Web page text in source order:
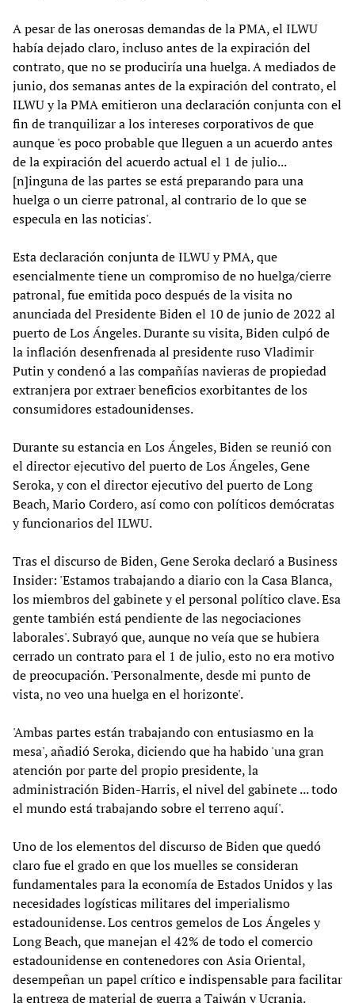
A pesar de las onerosas demandas de la PMA, el ILWU
había dejado claro, incluso antes de la expiración del
contrato, que no se produciría una huelga. A mediados de
junio, dos semanas antes de la expiración del contrato, el
ILWU y la PMA emitieron una declaración conjunta con el
fin de tranquilizar a los intereses corporativos de que
aunque 'es poco probable que lleguen a un acuerdo antes
de la expiración del acuerdo actual el 1 de julio...
[n]inguna de las partes se está preparando para una
huelga o un cierre patronal, al contrario de lo que se
especula en las noticias'.
Esta declaración conjunta de ILWU y PMA, que
esencialmente tiene un compromiso de no huelga/cierre
patronal, fue emitida poco después de la visita no
anunciada del Presidente Biden el 10 de junio de 2022 al
puerto de Los Ángeles. Durante su visita, Biden culpó de
la inflación desenfrenada al presidente ruso Vladimir
Putin y condenó a las compañías navieras de propiedad
extranjera por extraer beneficios exorbitantes de los
consumidores estadounidenses.
Durante su estancia en Los Ángeles, Biden se reunió con
el director ejecutivo del puerto de Los Ángeles, Gene
Seroka, y con el director ejecutivo del puerto de Long
Beach, Mario Cordero, así como con políticos demócratas
y funcionarios del ILWU.
Tras el discurso de Biden, Gene Seroka declaró a Business
Insider: 'Estamos trabajando a diario con la Casa Blanca,
los miembros del gabinete y el personal político clave. Esa
gente también está pendiente de las negociaciones
laborales'. Subrayó que, aunque no veía que se hubiera
cerrado un contrato para el 1 de julio, esto no era motivo
de preocupación. 'Personalmente, desde mi punto de
vista, no veo una huelga en el horizonte'.
'Ambas partes están trabajando con entusiasmo en la
mesa', añadió Seroka, diciendo que ha habido 'una gran
atención por parte del propio presidente, la
administración Biden-Harris, el nivel del gabinete ... todo
el mundo está trabajando sobre el terreno aquí'.
Uno de los elementos del discurso de Biden que quedó
claro fue el grado en que los muelles se consideran
fundamentales para la economía de Estados Unidos y las
necesidades logísticas militares del imperialismo
estadounidense. Los centros gemelos de Los Ángeles y
Long Beach, que manejan el 42% de todo el comercio
estadounidense en contenedores con Asia Oriental,
desempeñan un papel crítico e indispensable para facilitar
la entrega de material de guerra a Taiwán y Ucrania.